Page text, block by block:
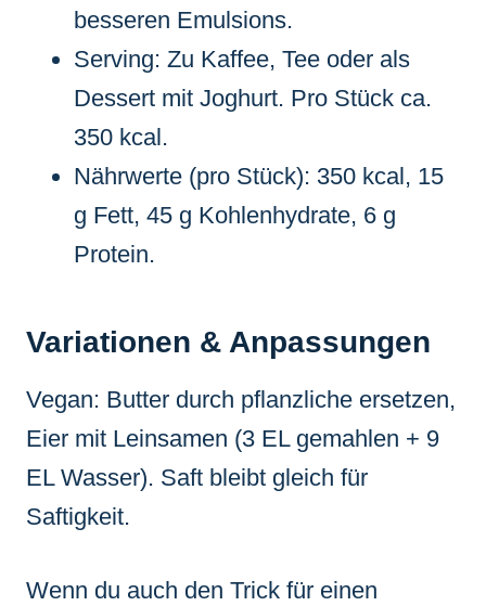
besseren Emulsions.
Serving: Zu Kaffee, Tee oder als
Dessert mit Joghurt. Pro Stück ca.
350 kcal.
Nährwerte (pro Stück): 350 kcal, 15
g Fett, 45 g Kohlenhydrate, 6 g
Protein.
Variationen & Anpassungen
Vegan: Butter durch pflanzliche ersetzen,
Eier mit Leinsamen (3 EL gemahlen + 9
EL Wasser). Saft bleibt gleich für
Saftigkeit.
Wenn du auch den Trick für einen